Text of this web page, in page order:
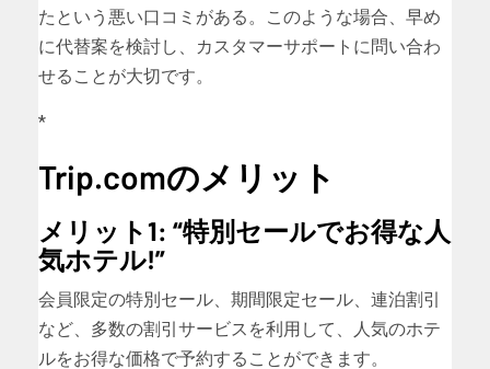
たという悪い口コミがある。このような場合、早め
に代替案を検討し、カスタマーサポートに問い合わ
せることが大切です。
*
Trip.comのメリット
メリット1: “特別セールでお得な人
気ホテル!”
会員限定の特別セール、期間限定セール、連泊割引
など、多数の割引サービスを利用して、人気のホテ
ルをお得な価格で予約することができます。